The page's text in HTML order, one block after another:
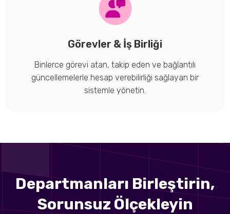
Görevler & İş Birliği
Binlerce görevi atan, takip eden ve bağlantılı
güncellemelerle hesap verebilirliği sağlayan bir
sistemle yönetin.
Departmanları Birleştirin,
Sorunsuz Ölçekleyin